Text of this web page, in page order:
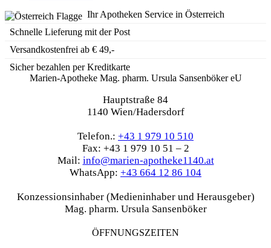
Ihr Apotheken Service in Österreich
Schnelle Lieferung mit der Post
Versandkostenfrei ab € 49,-
Sicher bezahlen per Kreditkarte
Marien-Apotheke Mag. pharm. Ursula Sansenböker eU
Hauptstraße 84
1140 Wien/Hadersdorf
Telefon.: +43 1 979 10 510
Fax: +43 1 979 10 51 – 2
Mail: info@marien-apotheke1140.at
WhatsApp: +43 664 12 86 104
Konzessionsinhaber (Medieninhaber und Herausgeber)
Mag. pharm. Ursula Sansenböker
ÖFFNUNGSZEITEN